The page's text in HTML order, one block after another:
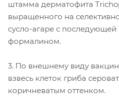
штамма дерматофита
выращенного на
сусло-агаре с
формалином.
3. По внешнему виду
взвесь клеток гриба
коричневатым оттенком.